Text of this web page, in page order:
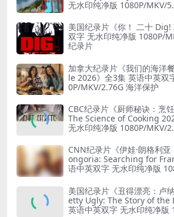
无水印纯净版 1080P/MKV/
美国纪录片《你！ 二十 Dig!
双字 无水印纯净版 1080P/
纪录片
加拿大纪录片《我们的海洋
le 2026》全3集 英语中英双
0P/MKV/2.76G 海洋保护
CBC纪录片《厨师秘诀：烹
The Science of Cooking
无水印纯净版 1080P/MKV/
CNN纪录片《伊娃·朗格利
ongoria: Searching for
语中英双字 无水印纯净版
美国纪录片《丑得漂亮：卢
etty Ugly: The Story of the
英语中英双字 无水印纯净版